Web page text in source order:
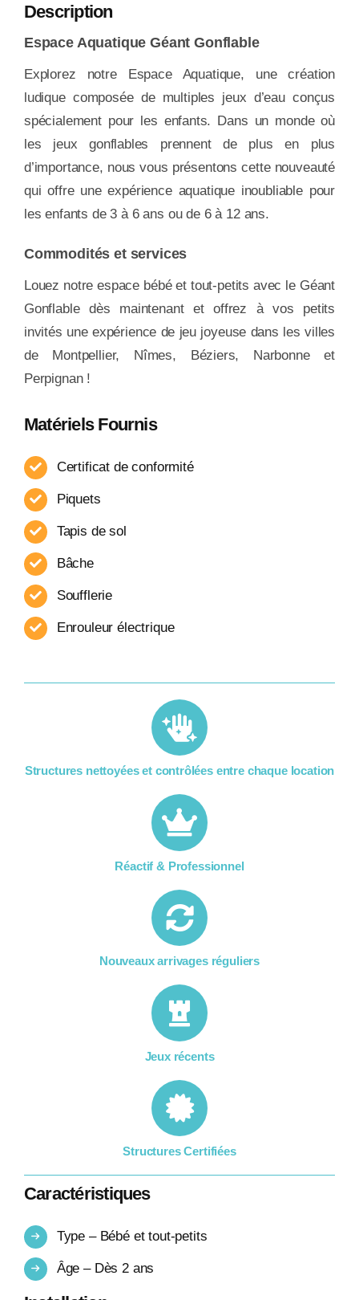
Description
Espace Aquatique Géant Gonflable
Explorez notre Espace Aquatique, une création
ludique composée de multiples jeux d’eau conçus
spécialement pour les enfants. Dans un monde où
les jeux gonflables prennent de plus en plus
d’importance, nous vous présentons cette nouveauté
qui offre une expérience aquatique inoubliable pour
les enfants de 3 à 6 ans ou de 6 à 12 ans.
Commodités et services
Louez notre espace bébé et tout-petits avec le Géant
Gonflable dès maintenant et offrez à vos petits
invités une expérience de jeu joyeuse dans les villes
de Montpellier, Nîmes, Béziers, Narbonne et
Perpignan !
Matériels Fournis
Certificat de conformité
Piquets
Tapis de sol
Bâche
Soufflerie
Enrouleur​ électrique
Structures nettoyées et contrôlées entre chaque location​
Réactif & Professionnel
Nouveaux arrivages réguliers
Jeux récents
Structures Certifiées
Caractéristiques
Type – Bébé et tout-petits
Âge – Dès 2 ans